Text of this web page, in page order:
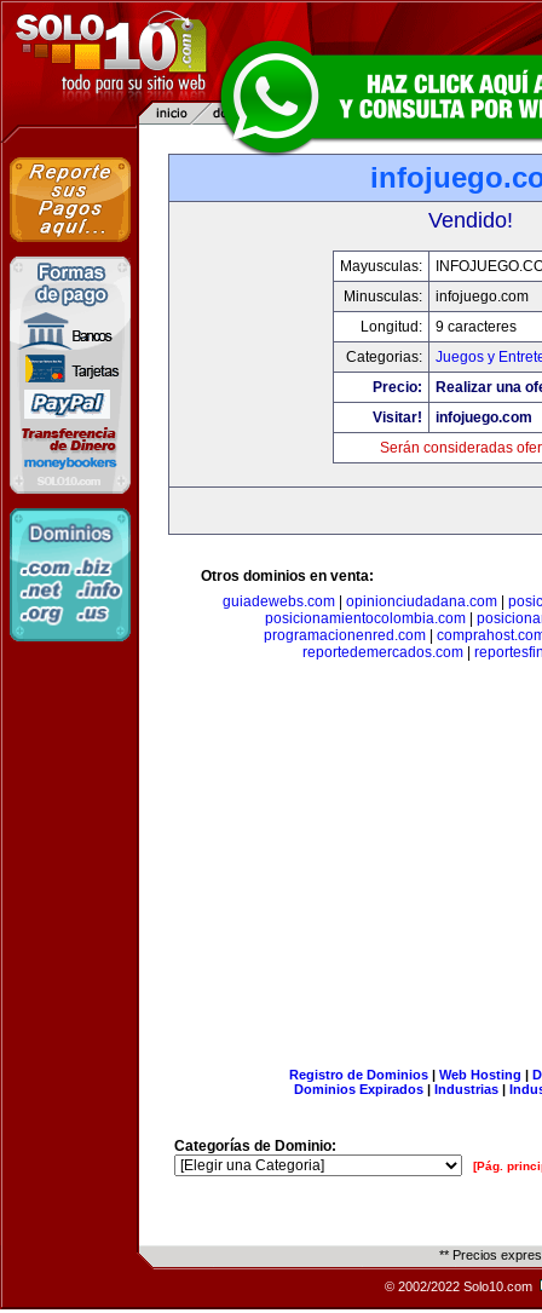
Vendido!
Mayusculas:
Minusculas:
infojuego.com
Longitud:
9 caracteres
Categorias:
Juegos y
Precio:
Realizar una
Visitar!
infojuego.com
Serán consideradas
Otros dominios en venta:
guiadewebs.com
opinionciudadana.com
posicionamientocolombia.com|
programacionenred.com
reportedemercados.com|
Registro de Dominios| Web Hosting |
Dominios Expirados | Industrias |
Categorías de Dominio:
[Pág.
** Precios
© 2002/2022 Solo10.com